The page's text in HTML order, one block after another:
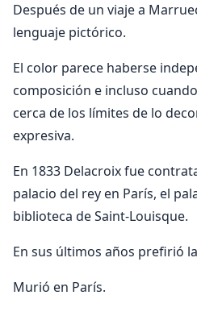
Después de un viaje a
lenguaje pictórico.
El color parece haberse
composición e incluso
cerca de los límites de lo
expresiva.
En 1833 Delacroix fue
palacio del rey en París, el
biblioteca de Saint-Louisque.
En sus últimos años prefirió
Murió en París.